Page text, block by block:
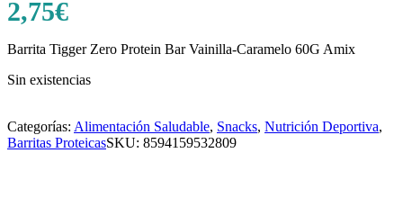
2,75€
Barrita Tigger Zero Protein Bar Vainilla-Caramelo 60G Amix
Sin existencias
Categorías: Alimentación Saludable, Snacks, Nutrición Deportiva,
Barritas ProteicasSKU: 8594159532809